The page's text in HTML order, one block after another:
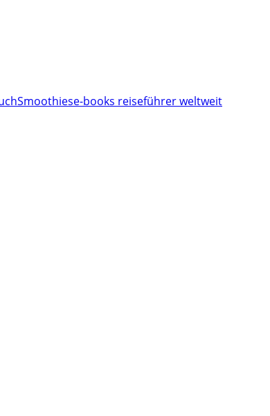
Smoothiese-books reiseführer weltweit